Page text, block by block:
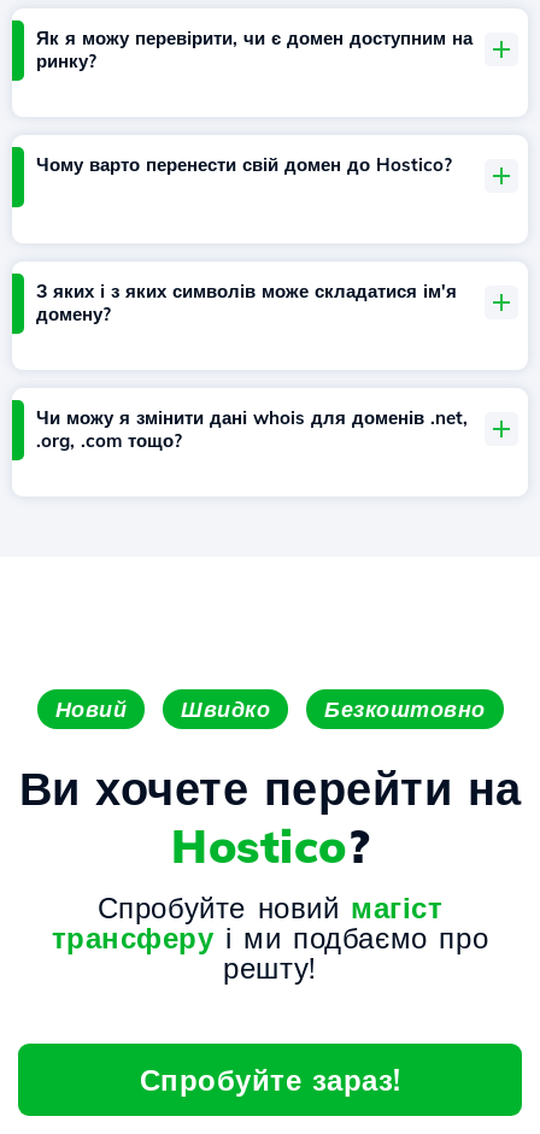
Як я можу перевірити, чи є домен доступним на
ринку?
Чому варто перенести свій домен до Hostico?
З яких і з яких символів може складатися ім'я
домену?
Чи можу я змінити дані whois для доменів .net,
.org, .com тощо?
Новий Швидко Безкоштовно
Ви хочете перейти на
Hostico?
Спробуйте новий магіст
трансферу і ми подбаємо про
решту!
Спробуйте зараз!